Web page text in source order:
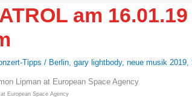
am
Tipps / Berlin, gary lightbody, neue musik 2019,
European Space Agency